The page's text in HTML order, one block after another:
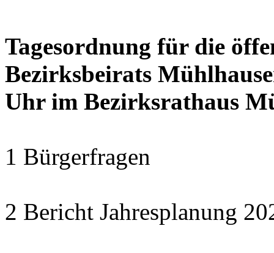
Tagesordnung für die
Bezirksbeirats
Uhr im Bezirksrathaus
1 Bürgerfragen
2 Bericht Jahresplanung